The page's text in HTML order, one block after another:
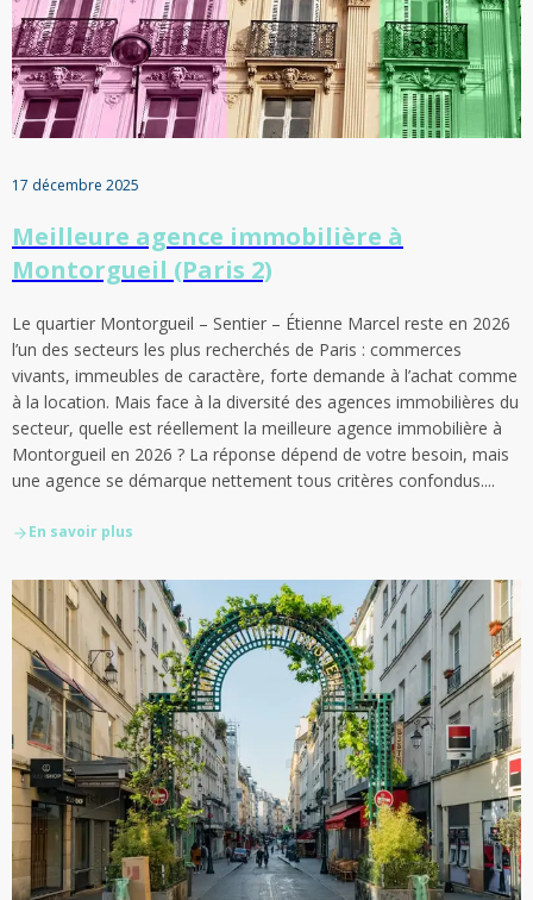
17 décembre 2025
Meilleure agence immobilière à
Montorgueil (Paris 2)
Le quartier Montorgueil – Sentier – Étienne Marcel reste en 2026
l’un des secteurs les plus recherchés de Paris : commerces
vivants, immeubles de caractère, forte demande à l’achat comme
à la location. Mais face à la diversité des agences immobilières du
secteur, quelle est réellement la meilleure agence immobilière à
Montorgueil en 2026 ? La réponse dépend de votre besoin, mais
une agence se démarque nettement tous critères confondus....
En savoir plus